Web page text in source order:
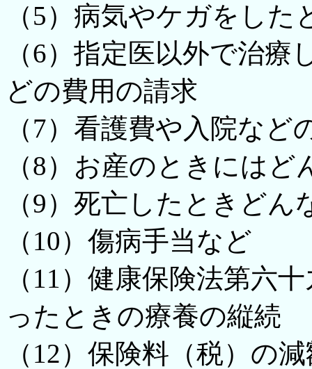
（5）病気やケガをし
（6）指定医以外で治
どの費用の請求
（7）看護費や入院な
（8）お産のときには
（9）死亡したときど
（10）傷病手当など
（11）健康保険法第六
ったときの療養の縦続
（12）保険料（税）の